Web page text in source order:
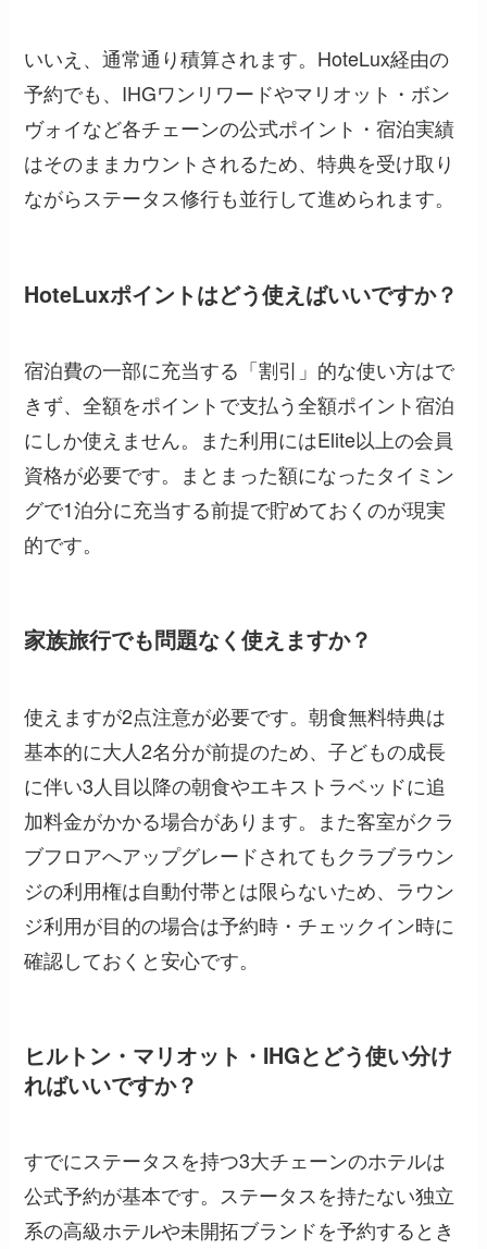
いいえ、通常通り積算されます。HoteLux経由の
予約でも、IHGワンリワードやマリオット・ボン
ヴォイなど各チェーンの公式ポイント・宿泊実績
はそのままカウントされるため、特典を受け取り
ながらステータス修行も並行して進められます。
HoteLuxポイントはどう使えばいいですか？
宿泊費の一部に充当する「割引」的な使い方はで
きず、全額をポイントで支払う全額ポイント宿泊
にしか使えません。また利用にはElite以上の会員
資格が必要です。まとまった額になったタイミン
グで1泊分に充当する前提で貯めておくのが現実
的です。
家族旅行でも問題なく使えますか？
使えますが2点注意が必要です。朝食無料特典は
基本的に大人2名分が前提のため、子どもの成長
に伴い3人目以降の朝食やエキストラベッドに追
加料金がかかる場合があります。また客室がクラ
ブフロアへアップグレードされてもクラブラウン
ジの利用権は自動付帯とは限らないため、ラウン
ジ利用が目的の場合は予約時・チェックイン時に
確認しておくと安心です。
ヒルトン・マリオット・IHGとどう使い分け
ればいいですか？
すでにステータスを持つ3大チェーンのホテルは
公式予約が基本です。ステータスを持たない独立
系の高級ホテルや未開拓ブランドを予約するとき